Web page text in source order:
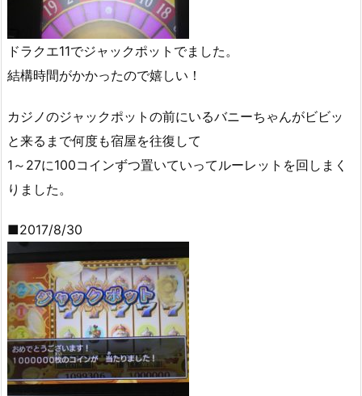
ドラクエ11でジャックポットでました。
結構時間がかかったので嬉しい！
カジノのジャックポットの前にいるバニーちゃんがビビッ
と来るまで何度も宿屋を往復して
1～27に100コインずつ置いていってルーレットを回しまく
りました。
■2017/8/30